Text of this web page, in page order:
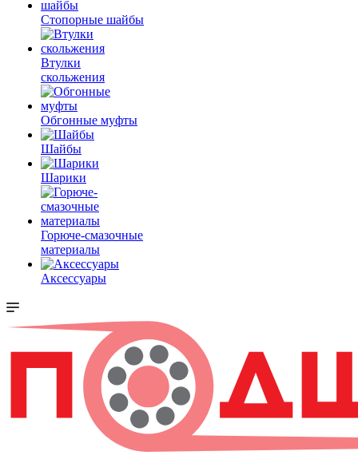
Стопорные шайбы
Втулки
скольжения
Обгонные муфты
Шайбы
Шарики
Горюче-смазочные
материалы
Аксессуары